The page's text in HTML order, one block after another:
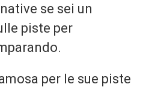
se sei un
piste per
per le sue piste